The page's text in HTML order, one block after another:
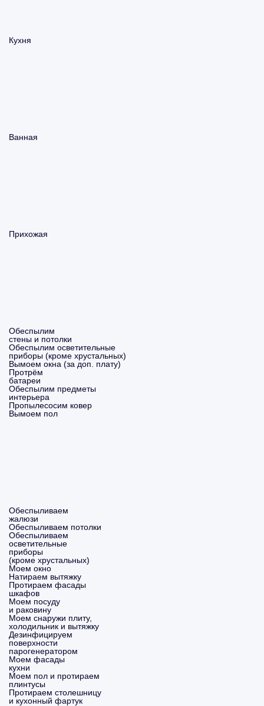
Кухня
Ванная
Прихожая
Обеспылим
стены и потолки
Обеспылим осветительные
приборы (кроме хрустальных)
Вымоем окна (за доп. плату)
Протрём
батареи
Обеспылим предметы
интерьера
Пропылесосим ковер
Вымоем пол
Обеспыливаем
жалюзи
Обеспыливаем потолки
Обеспыливаем
осветительные
приборы
(кроме хрустальных)
Моем окно
Натираем вытяжку
Протираем фасады
шкафов
Моем посуду
и раковину
Моем снаружи плиту,
холодильник и вытяжку
Дезинфицируем
поверхности
парогенератором
Моем фасады
кухни
Моем пол и протираем
плинтусы
Протираем столешницу
и кухонный фартук